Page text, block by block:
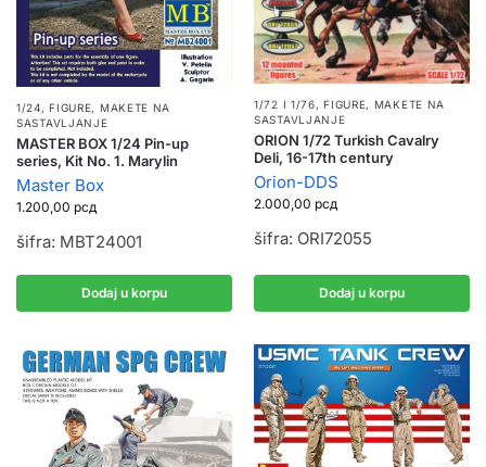
1/24,FIGURE, MAKETE NA
SASTAVLJANJE
MASTER BOX 1/24 Pin-up
series, Kit No. 1. Marylin
Master Box
1.200,00 рсд
šifra: MBT24001
Dodaj u korpu
1/72 I 1/76, FIGURE, MAKETE NA
SASTAVLJANJE
ORION 1/72 Turkish Cavalry
Deli, 16-17th century
Orion-DDS
2.000,00 рсд
šifra: ORI72055
Dodaj u korpu